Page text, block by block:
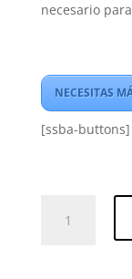
necesario
NECESITAS
[ssba-buttons]